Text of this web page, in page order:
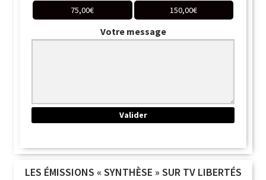
75,00€ 150,00€
Votre message
LES ÉMISSIONS « SYNTHÈSE » SUR TV LIBERTÉS